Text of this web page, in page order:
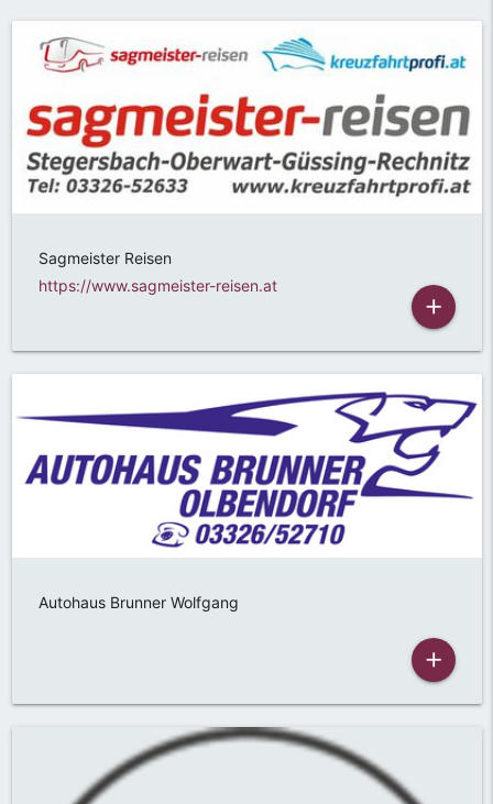
Sagmeister Reisen
https://www.sagmeister-reisen.at
add
Autohaus Brunner Wolfgang
add